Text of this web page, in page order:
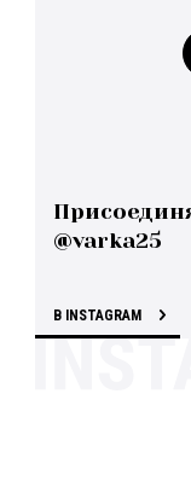
@varka25
В INSTAGRAM